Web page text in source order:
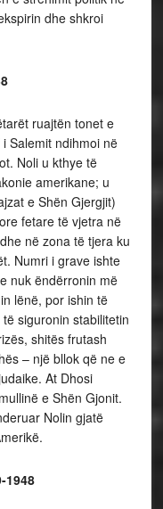
dhe shkroi
ruajtën tonet e
Salemit ndihmoi në
Noli u kthye të
amerikane; u
e Shën Gjergjit)
fetare të vjetra në
në zona të tjera ku
Numri i grave ishte
nuk ëndërronin më
lënë, por ishin të
siguronin stabilitetin
shitës frutash
– një bllok që ne e
At Dhosi
e Shën Gjonit.
Nolin gjatë
1948